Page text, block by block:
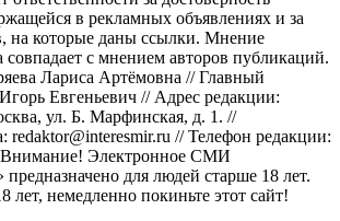
в рекламных объявлениях и за
на которые даны ссылки. Мнение
совпадает с мнением авторов публикаций.
Лариса Артёмовна // Главный
Евгеньевич // Адрес редакции:
ул. Б. Марфинская, д. 1. //
redaktor@interesmir.ru // Телефон редакции:
Внимание! Электронное СМИ
для людей старше 18 лет.
лет, немедленно покиньте этот сайт!